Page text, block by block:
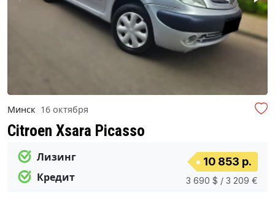
Минск 16 октября
Citroen Xsara Picasso
Лизинг
Кредит
10 853 р.
3 690 $ / 3 209 €